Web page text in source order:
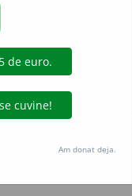
folosită în
dexonline.ro)
de extragere automată
oficial spre utilizare
Hosterion
Am donat deja.